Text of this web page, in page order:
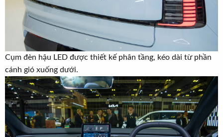
Cụm đèn hậu LED được thiết kế phân tầng, kéo dài từ phần
cánh gió xuống dưới.